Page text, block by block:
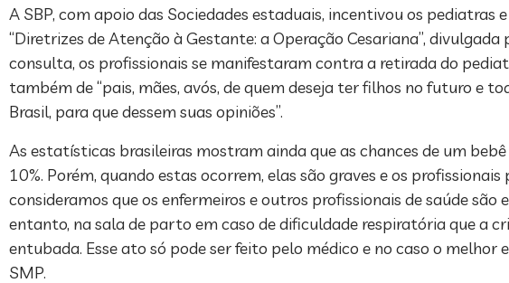
A SBP, com apoio das Sociedades estaduais, incentivou os
“Diretrizes de Atenção à Gestante: a Operação Cesariana”,
consulta, os profissionais se manifestaram contra a retirada do
também de “pais, mães, avós, de quem deseja ter filhos no futuro e
Brasil, para que dessem suas opiniões”.
As estatísticas brasileiras mostram ainda que as chances de um
10%. Porém, quando estas ocorrem, elas são graves e os
consideramos que os enfermeiros e outros profissionais de saúde
entanto, na sala de parto em caso de dificuldade respiratória que a
entubada. Esse ato só pode ser feito pelo médico e no caso o
SMP.